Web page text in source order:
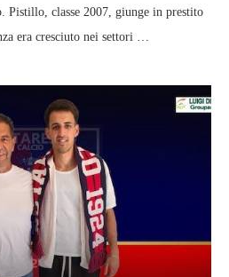
Pistillo, classe 2007, giunge in prestito
era cresciuto nei settori …